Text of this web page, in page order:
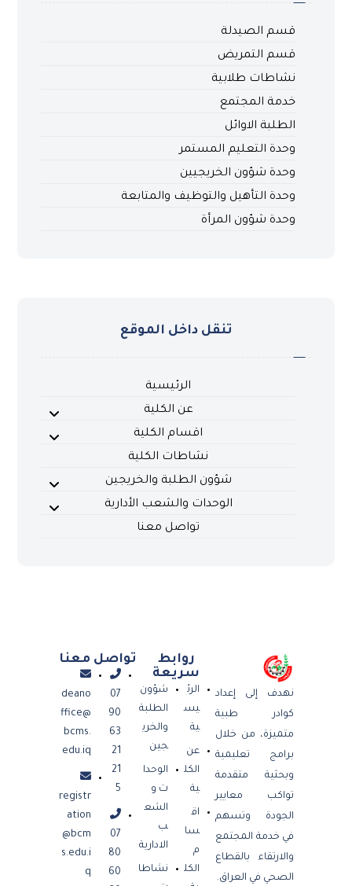
قسم الصيدلة
قسم التمريض
نشاطات طلابية
خدمة المجتمع
الطلبة الاوائل
وحدة التعليم المستمر
وحدة شؤون الخريجيين
وحدة التأهيل والتوظيف والمتابعة
وحدة شؤون المرأة
تنقل داخل الموقع
الرئيسية
عن الكلية
اقسام الكلية
نشاطات الكلية
شؤون الطلبة والخريجين
الوحدات والشعب الأدارية
تواصل معنا
نهدف إلى إعداد
كوادر طبية
متميزة، من خلال
برامج تعليمية
وبحثية متقدمة
تواكب معايير
الجودة وتسهم
في خدمة المجتمع
والارتقاء بالقطاع
الصحي في العراق.
روابط
سريعة
الرئ
يس
ية
عن
الكل
ية
اق
سا
م
الكل
شؤون
الطلبة
والخري
جين
الوحدا
ت و
الشع
ب
الادارية
نشاطا
تواصل معنا
07
90
63
21
21
5
07
80
60
deano
ffice@
bcms.
edu.iq
registr
ation
@bcm
s.edu.i
q